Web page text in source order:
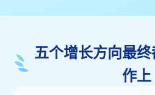
五个增长方向最
作上